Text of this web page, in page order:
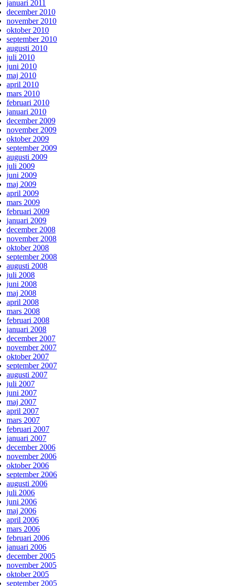
januari 2011
december 2010
november 2010
oktober 2010
september 2010
augusti 2010
juli 2010
juni 2010
maj 2010
april 2010
mars 2010
februari 2010
januari 2010
december 2009
november 2009
oktober 2009
september 2009
augusti 2009
juli 2009
juni 2009
maj 2009
april 2009
mars 2009
februari 2009
januari 2009
december 2008
november 2008
oktober 2008
september 2008
augusti 2008
juli 2008
juni 2008
maj 2008
april 2008
mars 2008
februari 2008
januari 2008
december 2007
november 2007
oktober 2007
september 2007
augusti 2007
juli 2007
juni 2007
maj 2007
april 2007
mars 2007
februari 2007
januari 2007
december 2006
november 2006
oktober 2006
september 2006
augusti 2006
juli 2006
juni 2006
maj 2006
april 2006
mars 2006
februari 2006
januari 2006
december 2005
november 2005
oktober 2005
september 2005